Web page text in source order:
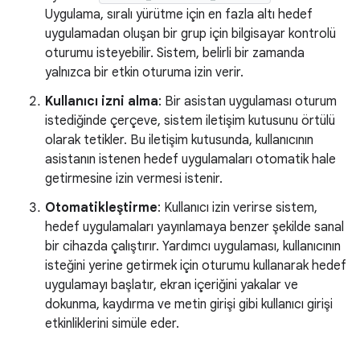
Uygulama, sıralı yürütme için en fazla altı hedef
uygulamadan oluşan bir grup için bilgisayar kontrolü
oturumu isteyebilir. Sistem, belirli bir zamanda
yalnızca bir etkin oturuma izin verir.
Kullanıcı izni alma: Bir asistan uygulaması oturum
istediğinde çerçeve, sistem iletişim kutusunu örtülü
olarak tetikler. Bu iletişim kutusunda, kullanıcının
asistanın istenen hedef uygulamaları otomatik hale
getirmesine izin vermesi istenir.
Otomatikleştirme: Kullanıcı izin verirse sistem,
hedef uygulamaları yayınlamaya benzer şekilde sanal
bir cihazda çalıştırır. Yardımcı uygulaması, kullanıcının
isteğini yerine getirmek için oturumu kullanarak hedef
uygulamayı başlatır, ekran içeriğini yakalar ve
dokunma, kaydırma ve metin girişi gibi kullanıcı girişi
etkinliklerini simüle eder.